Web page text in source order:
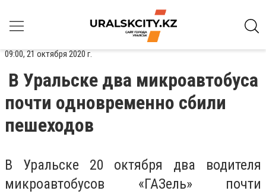
09:00, 21 октября 2020 г.
В Уральске два микроавтобуса
почти одновременно сбили
пешеходов
В Уральске 20 октября два водителя
микроавтобусов «ГАЗель» почти